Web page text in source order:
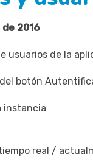
2016
usuarios de la
botón
instancia
real /